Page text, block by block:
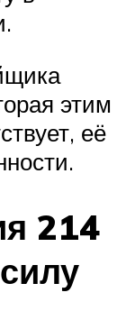
этим
её
214